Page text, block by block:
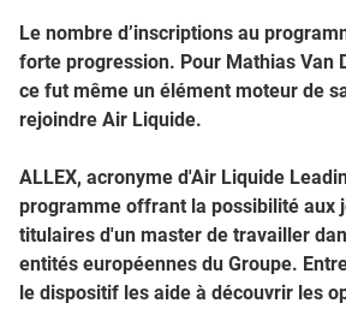
Le nombre d’inscriptions au
forte progression. Pour Mathias Van
ce fut même un élément moteur de
rejoindre Air Liquide.
ALLEX, acronyme d'Air Liquide
programme offrant la possibilité aux
titulaires d'un master de travailler
entités européennes du Groupe.
le dispositif les aide à découvrir les